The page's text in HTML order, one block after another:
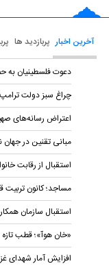
آخرین اخبار پربازدید ها
دعوت فلسطینیان به
چراغ سبز دولت ترامپ
اعتراض رسانه‌های
مبانی تقنین در جهان
استقبال از رقابت
مساجد؛ کانون تربیت
استقبال سازمان
«خان هوآ»؛ قطب
افزایش آمار شهدای غزه به ۷۳ هزار و